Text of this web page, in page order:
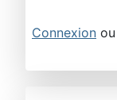
Connexion ou